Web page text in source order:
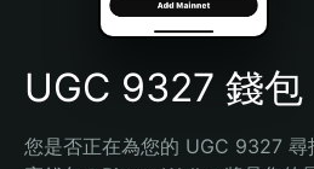
Español (Argentina)
UGC 9327 錢包
您是否正在為您的 UGC 9327 尋